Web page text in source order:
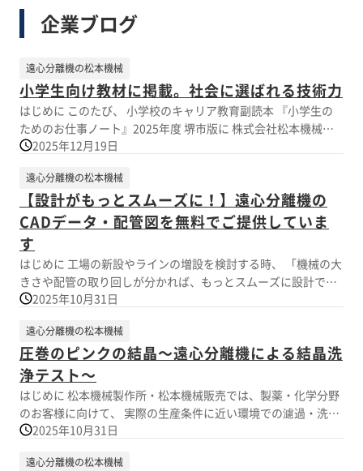
企業ブログ
遠心分離機の松本機械
小学生向け教材に掲載。社会に選ばれる技術力
はじめに このたび、 小学校のキャリア教育副読本 『小学生の
ためのお仕事ノート』2025年度 堺市版に 株式会社松本機械製
作所の仕事内容が掲載されました。 続きをみる
2025年12月19日
遠心分離機の松本機械
【設計がもっとスムーズに！】遠心分離機の
CADデータ・配管図を無料でご提供していま
す
はじめに 工場の新設やラインの増設を検討する時、 「機械の大
きさや配管の取り回しが分かれば、もっとスムーズに設計でき
るのに…」 そんな声を多くいただきます。 続きをみる
2025年10月31日
遠心分離機の松本機械
圧巻のピンクの結晶～遠心分離機による結晶洗
浄テスト～
はじめに 松本機械製作所・松本機械販売では、製薬・化学分野
のお客様に向けて、 実際の生産条件に近い環境での濾過・洗
浄・脱水テストを行っています。 続きをみる
2025年10月31日
遠心分離機の松本機械